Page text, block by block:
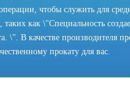
чтобы служить для
как \"Специальность
\". В качестве производителя
прокату для вас.